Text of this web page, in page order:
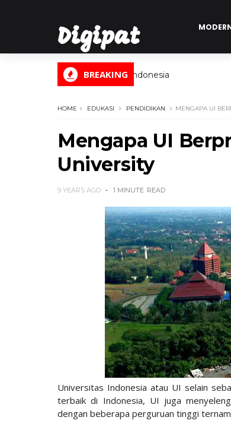
Digipat
Digital Informasi Indonesia
BREAKING
HOME EDUKASI PENDIDIKAN MENGAPA UI
Mengapa UI
University
9 YEARS AGO 1 MINUTE READ
Universitas Indonesia atau UI selain
terbaik di Indonesia, UI juga
dengan beberapa perguruan tinggi